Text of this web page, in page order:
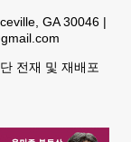
GA 30046 |
전재 및 재배포